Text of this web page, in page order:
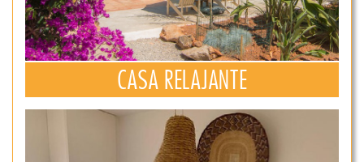
CASA RELAJANTE